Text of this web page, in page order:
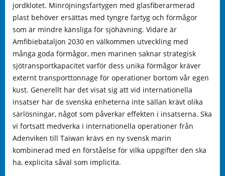
jordklotet. Minröjningsfartygen med glasfiberarmerad
plast behöver ersättas med tyngre fartyg och förmågor
som är mindre känsliga för sjöhävning. Vidare är
Amfibiebataljon 2030 en välkommen utveckling med
många goda förmågor, men marinen saknar strategisk
sjötransportkapacitet varför dess unika förmågor kräver
externt transporttonnage för operationer bortom vår egen
kust. Generellt har det visat sig att vid internationella
insatser har de svenska enheterna inte sällan krävt olika
särlösningar, något som påverkar effekten i insatserna. Ska
vi fortsatt medverka i internationella operationer från
Adenviken till Taiwan krävs en ny svensk marin
kombinerad med en förståelse för vilka uppgifter den ska
ha, explicita såväl som implicita.